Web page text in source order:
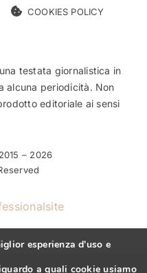
COOKIES POLICY
testata giornalistica in
alcuna periodicità. Non
editoriale ai sensi
– 2026
esperienza d'uso e
a quali cookie usiamo